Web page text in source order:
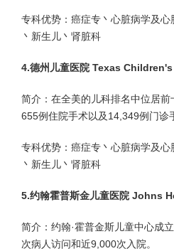
专科优势：癌症专丶心脏病学及
丶新生儿丶肾脏科
4.德州儿童医院 Texas
简介：在全美的儿科排名中位居前
655例住院手术以及14,349例门诊
专科优势：癌症专丶心脏病学及
丶新生儿丶肾脏科
5.约翰霍普斯金儿童医院 Johns
简介：约翰·霍普金斯儿童中心成
次病人访问和近9,000次入院。